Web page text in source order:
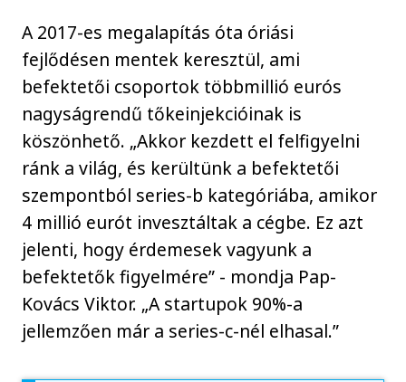
A 2017-es megalapítás óta óriási
fejlődésen mentek keresztül, ami
befektetői csoportok többmillió eurós
nagyságrendű tőkeinjekcióinak is
köszönhető. „Akkor kezdett el felfigyelni
ránk a világ, és kerültünk a befektetői
szempontból series-b kategóriába, amikor
4 millió eurót invesztáltak a cégbe. Ez azt
jelenti, hogy érdemesek vagyunk a
befektetők figyelmére” - mondja Pap-
Kovács Viktor. „A startupok 90%-a
jellemzően már a series-c-nél elhasal.”